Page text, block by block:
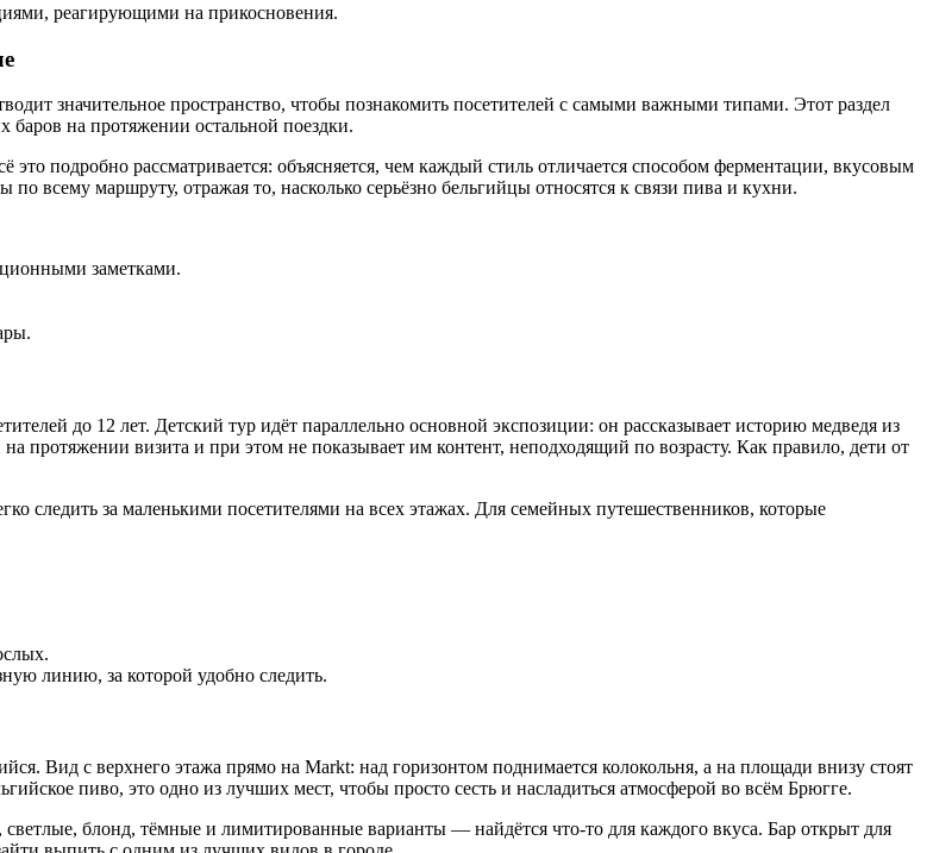
реагирующими на прикосновения.
значительное пространство, чтобы познакомить посетителей с самыми важными типами. Этот раздел
баров на протяжении остальной поездки.
подробно рассматривается: объясняется, чем каждый стиль отличается способом ферментации, вкусовым
всему маршруту, отражая то, насколько серьёзно бельгийцы относятся к связи пива и кухни.
заметками.
до 12 лет. Детский тур идёт параллельно основной экспозиции: он рассказывает историю медведя из
визита и при этом не показывает им контент, неподходящий по возрасту. Как правило, дети от
следить за маленькими посетителями на всех этажах. Для семейных путешественников, которые
линию, за которой удобно следить.
Вид с верхнего этажа прямо на Markt: над горизонтом поднимается колокольня, а на площади внизу стоят
пиво, это одно из лучших мест, чтобы просто сесть и насладиться атмосферой во всём Брюгге.
блонд, тёмные и лимитированные варианты — найдётся что-то для каждого вкуса. Бар открыт для